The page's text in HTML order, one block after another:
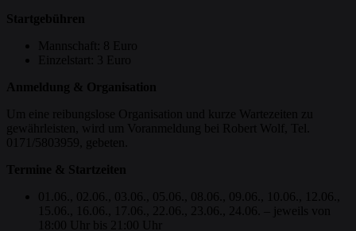
Startgebühren
Mannschaft: 8 Euro
Einzelstart: 3 Euro
Anmeldung & Organisation
Um eine reibungslose Organisation und kurze Wartezeiten zu
gewährleisten, wird um Voranmeldung bei Robert Wolf, Tel.
0171/5803959, gebeten.
Termine & Startzeiten
01.06., 02.06., 03.06., 05.06., 08.06., 09.06., 10.06., 12.06.,
15.06., 16.06., 17.06., 22.06., 23.06., 24.06. – jeweils von
18:00 Uhr bis 21:00 Uhr